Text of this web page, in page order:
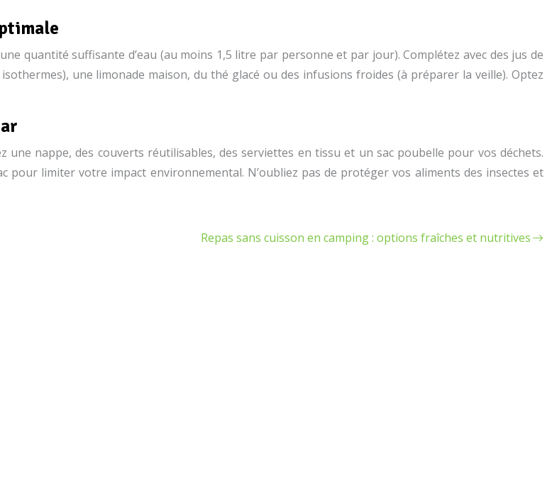
quantité suffisante d’eau (au moins 1,5 litre par personne et par jour). Complétez avec des jus de
une limonade maison, du thé glacé ou des infusions froides (à préparer la veille). Optez
nappe, des couverts réutilisables, des serviettes en tissu et un sac poubelle pour vos déchets.
limiter votre impact environnemental. N’oubliez pas de protéger vos aliments des insectes et
Repas sans cuisson en camping : options fraîches et nutritives